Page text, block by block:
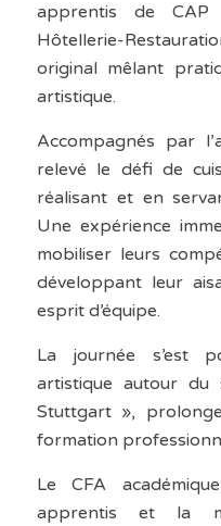
apprentis de CAP
Hôtellerie-
original mêlant
artistique.
Accompagnés par
relevé le défi de
réalisant et en
Une expérience
mobiliser leurs
développant leur
esprit d’équipe.
La journée s’est
artistique autour du
Stuttgart »,
formation
Le CFA
apprentis et la